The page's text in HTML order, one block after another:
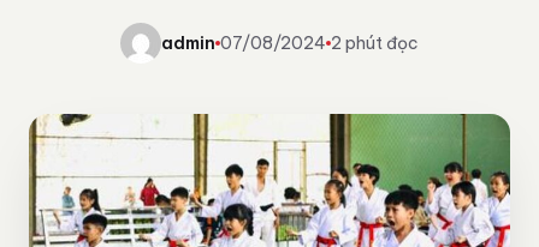
admin 07/08/2024 2 phút đọc